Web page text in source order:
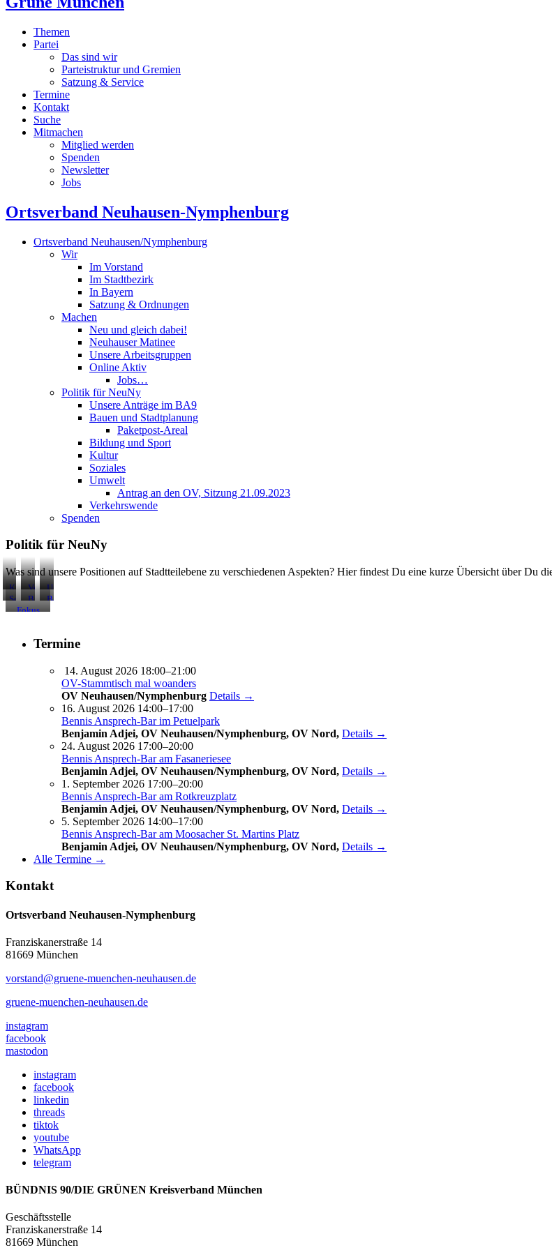
Themen
Partei
Das sind wir
Parteistruktur und Gremien
Satzung & Service
Termine
Kontakt
Suche
Mitmachen
Mitglied werden
Spenden
Newsletter
Jobs
Ortsverband Neuhausen-Nymphenburg
Ortsverband Neuhausen/Nymphenburg
Wir
Im Vorstand
Im Stadtbezirk
In Bayern
Satzung & Ordnungen
Machen
Neu und gleich dabei!
Neuhauser Matinee
Unsere Arbeitsgruppen
Online Aktiv
Jobs…
Politik für NeuNy
Unsere Anträge im BA9
Bauen und Stadtplanung
Paketpost-Areal
Bildung und Sport
Kultur
Soziales
Umwelt
Antrag an den OV, Sitzung 21.09.2023
Verkehrswende
Spenden
Politik für NeuNy
Was sind unsere Positionen auf Stadtteilebene zu verschiedenen Aspekten? Hier findest Du eine kurze Übersicht über Du
KulturVerkehrswende
Umwelt
SozialesBildung
und
Bauen
und
Fokus
Termine
14. August 2026 18:00–21:00
OV-Stammtisch mal woanders
OV Neuhausen/Nymphenburg Details →
16. August 2026 14:00–17:00
Bennis Ansprech-Bar im Petuelpark
Benjamin Adjei, OV Neuhausen/Nymphenburg, OV Nord, Details →
24. August 2026 17:00–20:00
Bennis Ansprech-Bar am Fasaneriesee
Benjamin Adjei, OV Neuhausen/Nymphenburg, OV Nord, Details →
1. September 2026 17:00–20:00
Bennis Ansprech-Bar am Rotkreuzplatz
Benjamin Adjei, OV Neuhausen/Nymphenburg, OV Nord, Details →
5. September 2026 14:00–17:00
Bennis Ansprech-Bar am Moosacher St. Martins Platz
Benjamin Adjei, OV Neuhausen/Nymphenburg, OV Nord, Details →
Alle Termine →
Kontakt
Ortsverband Neuhausen-Nymphenburg
Franziskanerstraße 14
81669 München
vorstand@gruene-muenchen-neuhausen.de
gruene-muenchen-neuhausen.de
instagram
facebook
mastodon
instagram
facebook
linkedin
threads
tiktok
youtube
WhatsApp
telegram
BÜNDNIS 90/DIE GRÜNEN Kreisverband München
Geschäftsstelle
Franziskanerstraße 14
81669 München